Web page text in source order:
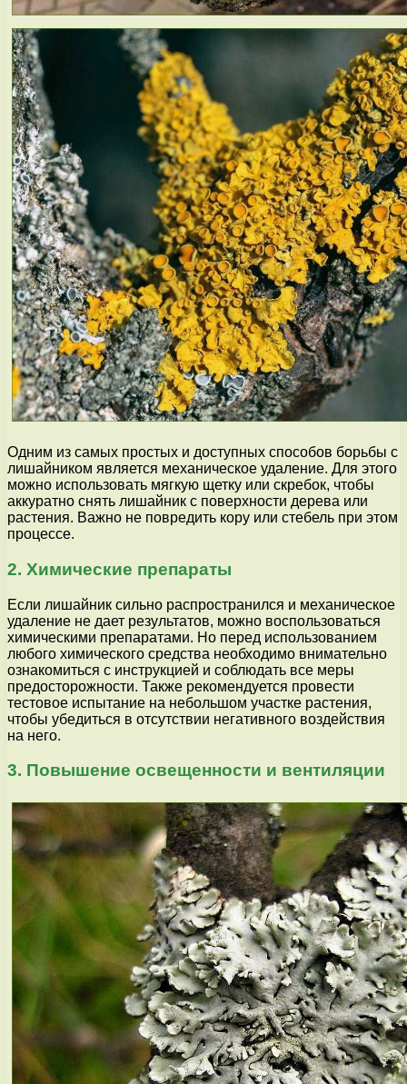
Одним из самых простых и доступных способов борьбы с
лишайником является механическое удаление. Для этого
можно использовать мягкую щетку или скребок, чтобы
аккуратно снять лишайник с поверхности дерева или
растения. Важно не повредить кору или стебель при этом
процессе.
2. Химические препараты
Если лишайник сильно распространился и механическое
удаление не дает результатов, можно воспользоваться
химическими препаратами. Но перед использованием
любого химического средства необходимо внимательно
ознакомиться с инструкцией и соблюдать все меры
предосторожности. Также рекомендуется провести
тестовое испытание на небольшом участке растения,
чтобы убедиться в отсутствии негативного воздействия
на него.
3. Повышение освещенности и вентиляции